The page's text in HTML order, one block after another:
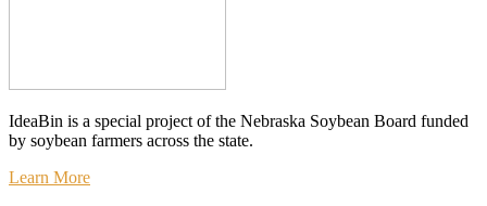
IdeaBin is a special project of the Nebraska Soybean Board funded
by soybean farmers across the state.
Learn More